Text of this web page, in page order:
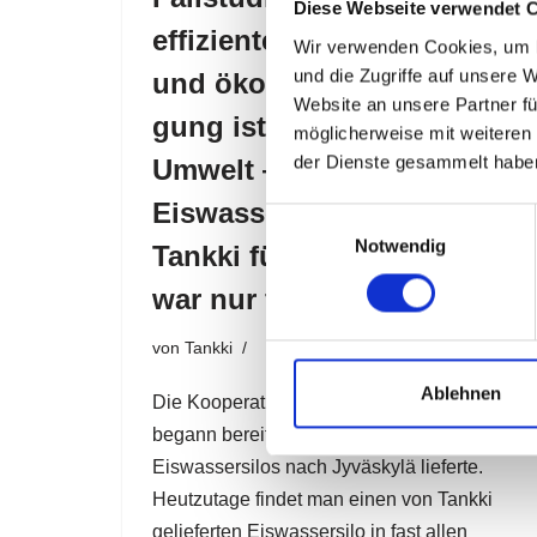
Diese Webseite verwendet
Wir verwenden Cookies,
und die Zugriffe auf unsere
Website an unsere Partner
möglicherweise mit
der Dienste gesammelt
Notwendig
Ablehnen
effiziente, ökologische
und ökonomische Ferti-
gung ist auch gut für die
Umwelt — „Die Wahl eines
Eiswasser-Silos von
Tankki für die neue Anlage
war nur folgerichtig“
von Tankki
Die Kooperation zwischen Tankki und Valio
begann bereits 1978, als Tankki die ersten
Eiswassersilos nach Jyväskylä lieferte.
Heutzutage findet man einen von Tankki
gelieferten Eiswassersilo in fast allen